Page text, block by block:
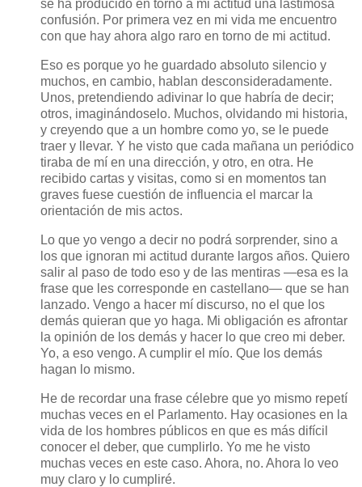
se ha producido en torno a mi actitud una lastimosa
confusión. Por primera vez en mi vida me encuentro
con que hay ahora algo raro en torno de mi actitud.
Eso es porque yo he guardado absoluto silencio y
muchos, en cambio, hablan desconsideradamente.
Unos, pretendiendo adivinar lo que habría de decir;
otros, imaginándoselo. Muchos, olvidando mi historia,
y creyendo que a un hombre como yo, se le puede
traer y llevar. Y he visto que cada mañana un periódico
tiraba de mí en una dirección, y otro, en otra. He
recibido cartas y visitas, como si en momentos tan
graves fuese cuestión de influencia el marcar la
orientación de mis actos.
Lo que yo vengo a decir no podrá sorprender, sino a
los que ignoran mi actitud durante largos años. Quiero
salir al paso de todo eso y de las mentiras —esa es la
frase que les corresponde en castellano— que se han
lanzado. Vengo a hacer mí discurso, no el que los
demás quieran que yo haga. Mi obligación es afrontar
la opinión de los demás y hacer lo que creo mi deber.
Yo, a eso vengo. A cumplir el mío. Que los demás
hagan lo mismo.
He de recordar una frase célebre que yo mismo repetí
muchas veces en el Parlamento. Hay ocasiones en la
vida de los hombres públicos en que es más difícil
conocer el deber, que cumplirlo. Yo me he visto
muchas veces en este caso. Ahora, no. Ahora lo veo
muy claro y lo cumpliré.